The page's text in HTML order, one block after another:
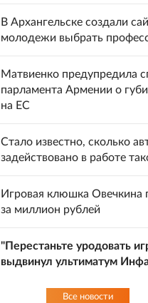
В Архангельске создали
молодежи выбрать
Матвиенко предупредила
парламента Армении о
на ЕС
Стало известно, сколько
задействовано в работе
Игровая клюшка Овечкина
за миллион рублей
"Перестаньте уродовать
выдвинул ультиматум
Все новости